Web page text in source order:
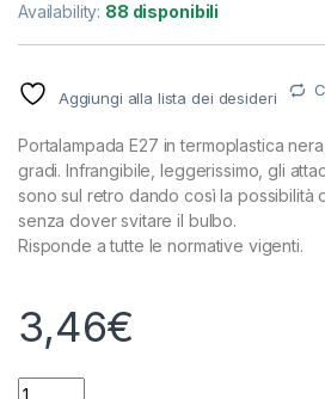
Availability: 88 disponibili
Aggiungi alla lista dei desideri
Portalampada E27 in termoplastica
gradi. Infrangibile, leggerissimo, gli
sono sul retro dando così la possibilità
senza dover svitare il bulbo.
Risponde a tutte le normative vigenti.
3,46€
VOSSLOH-SCHWABE -